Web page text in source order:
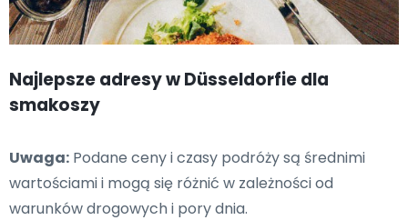
Najlepsze adresy w Düsseldorfie dla
smakoszy
Uwaga: Podane ceny i czasy podróży są średnimi
wartościami i mogą się różnić w zależności od
warunków drogowych i pory dnia.